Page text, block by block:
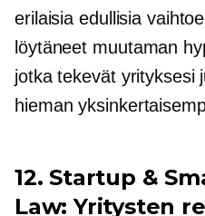
erilaisia ​​edullisia
löytäneet muutaman
jotka tekevät yrityksesi
hieman
12. Startup &
Law: Yritysten